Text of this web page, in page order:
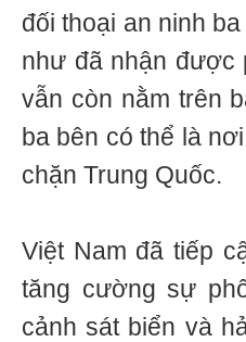
đối thoại an ninh
như đã nhận được
vẫn còn nằm trên
ba bên có thể là
chặn Trung Quốc.
Việt Nam đã tiếp
tăng cường sự
cảnh sát biển và